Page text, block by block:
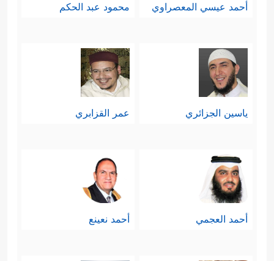
أحمد عيسي المعصراوي محمود عبد الحكم
ياسين الجزائري عمر القزابري
أحمد العجمي أحمد نعينع